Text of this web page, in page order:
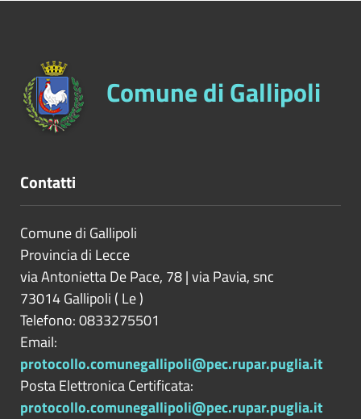
Comune di Gallipoli
Contatti
Comune di Gallipoli
Provincia di Lecce
via Antonietta De Pace, 78 | via Pavia, snc
73014Gallipoli ( Le)
Telefono: 0833275501
Email:
protocollo.comunegallipoli@pec.rupar.puglia.it
Posta Elettronica Certificata:
protocollo.comunegallipoli@pec.rupar.puglia.it